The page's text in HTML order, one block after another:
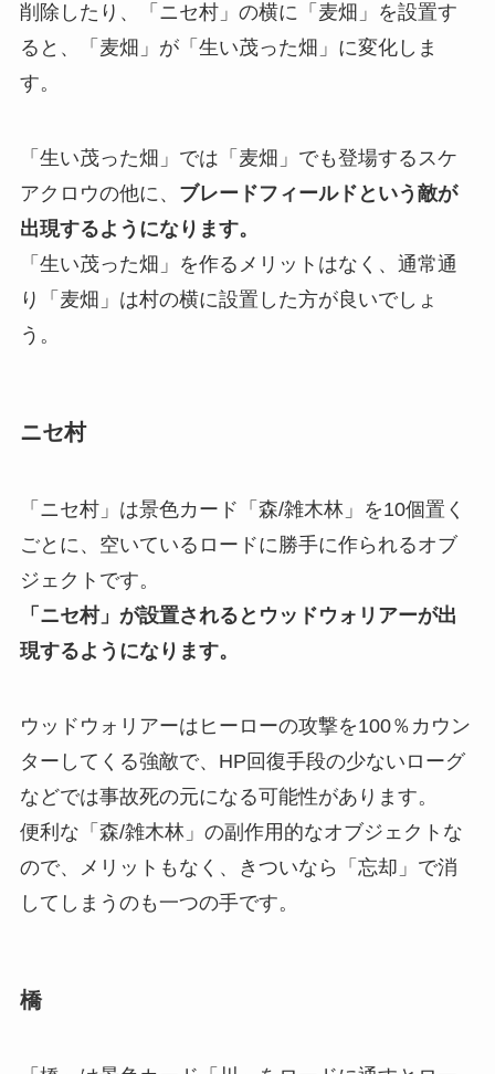
削除したり、「ニセ村」の横に「麦畑」を設置す
ると、「麦畑」が「生い茂った畑」に変化しま
す。
「生い茂った畑」では「麦畑」でも登場するスケ
アクロウの他に、 ブレードフィールドという敵が
出現するようになります。
「生い茂った畑」を作るメリットはなく、通常通
り「麦畑」は村の横に設置した方が良いでしょ
う。
ニセ村
「ニセ村」は景色カード「森/雑木林」を10個置く
ごとに、空いているロードに勝手に作られるオブ
ジェクトです。
「ニセ村」が設置されるとウッドウォリアーが出
現するようになります。
ウッドウォリアーはヒーローの攻撃を100％カウン
ターしてくる強敵で、HP回復手段の少ないローグ
などでは事故死の元になる可能性があります。
便利な「森/雑木林」の副作用的なオブジェクトな
ので、メリットもなく、きついなら「忘却」で消
してしまうのも一つの手です。
橋